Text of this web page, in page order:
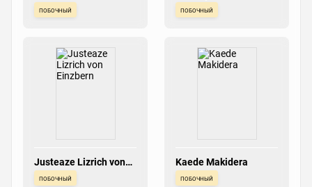
побочный побочный
Justeaze Lizrich von
Einzbern
побочный
Kaede Makidera
побочный